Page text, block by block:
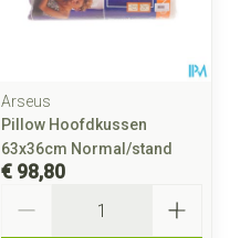
Arseus
Pillow Hoofdkussen
63x36cm Normal/stand
€ 98,80